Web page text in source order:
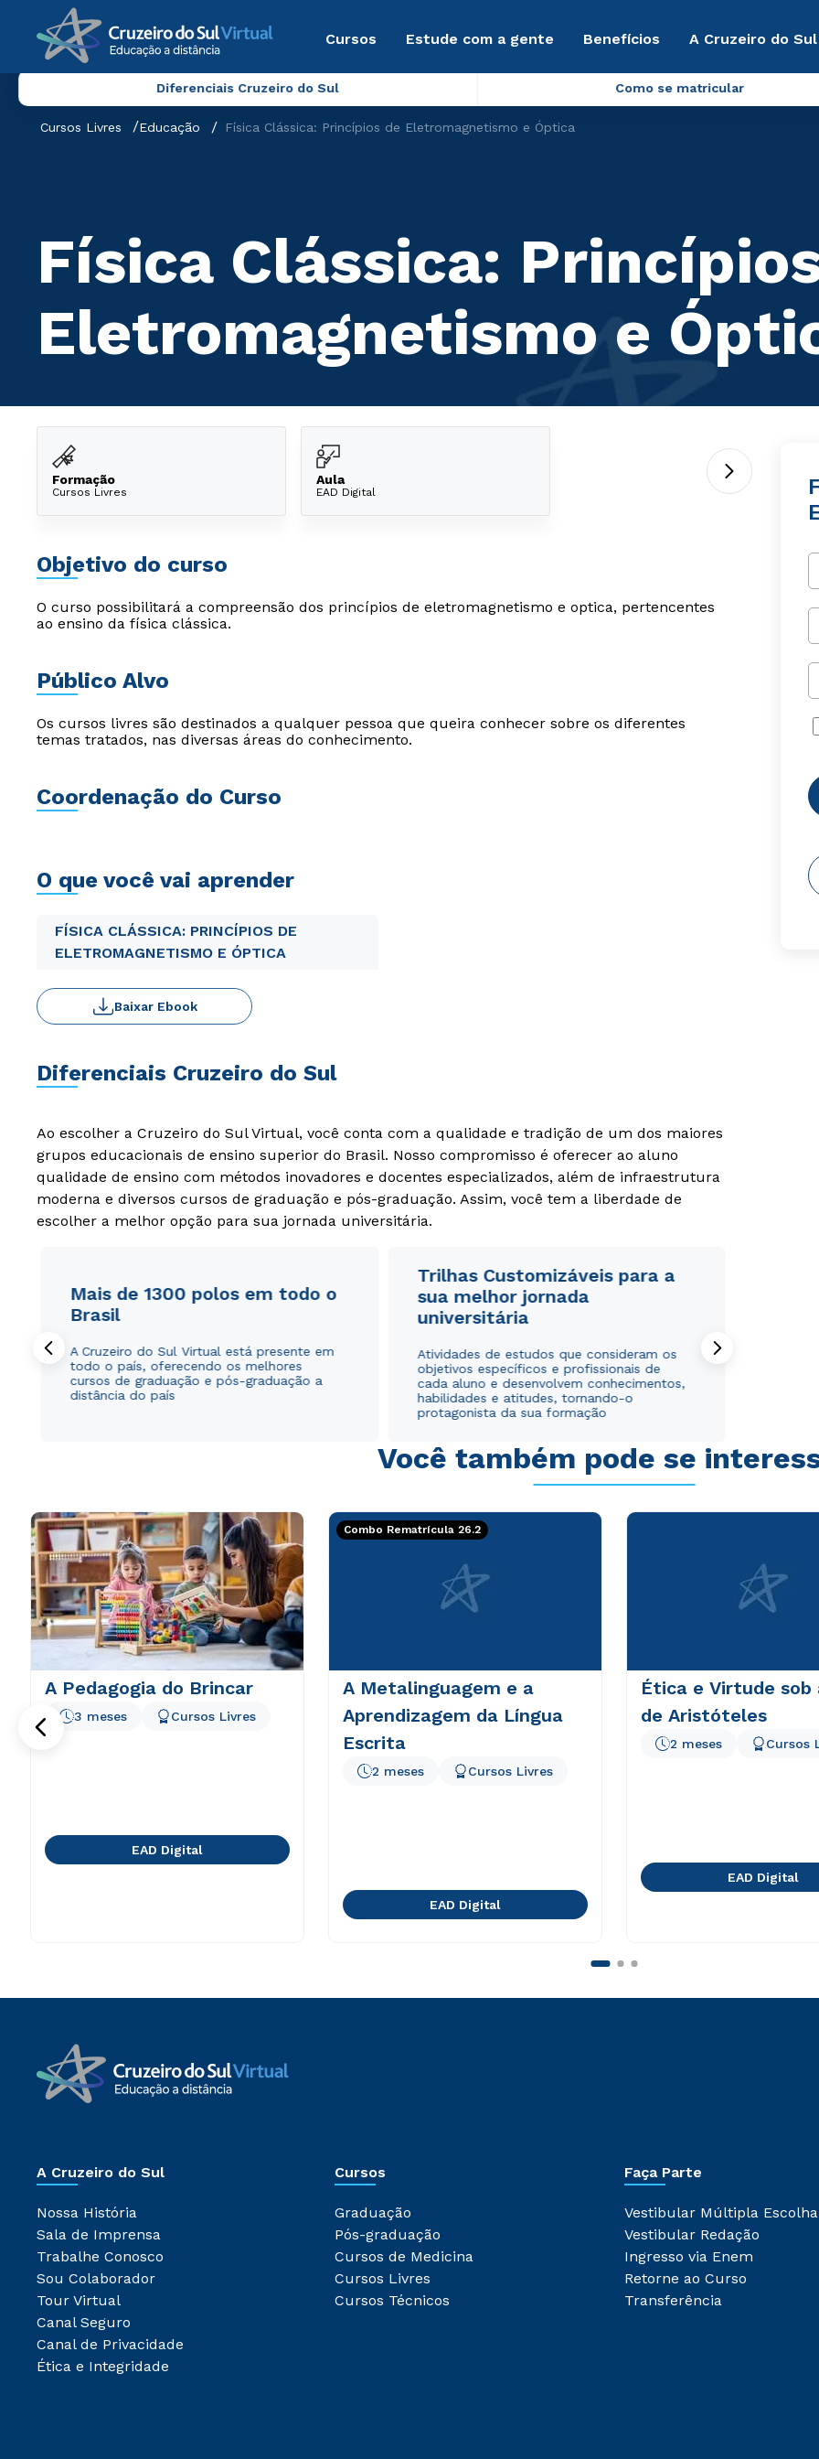
Cursos Estude com a gente Benefícios A Cruzeiro do
Diferenciais Cruzeiro do Sul Como se matricular
Cursos Livres Educação Física Clássica: Princípios de Eletromagnetismo e Óptica
Física Clássica:
Eletromagnetismo e
Formação
Cursos Livres
Aula
EAD Digital
Objetivo do curso
O curso possibilitará a compreensão dos princípios de eletromagnetismo e optica, pertencentes
ao ensino da física clássica.
Público Alvo
Os cursos livres são destinados a qualquer pessoa que queira conhecer sobre os diferentes
temas tratados, nas diversas áreas do conhecimento.
Coordenação do Curso
O que você vai aprender
FÍSICA CLÁSSICA: PRINCÍPIOS DE
ELETROMAGNETISMO E ÓPTICA
Baixar Ebook
Diferenciais Cruzeiro do Sul
Ao escolher a Cruzeiro do Sul Virtual, você conta com a qualidade e tradição de um dos maiores
grupos educacionais de ensino superior do Brasil. Nosso compromisso é oferecer ao aluno
qualidade de ensino com métodos inovadores e docentes especializados, além de infraestrutura
moderna e diversos cursos de graduação e pós-graduação. Assim, você tem a liberdade de
escolher a melhor opção para sua jornada universitária.
Mais de 1300 polos em todo o
Brasil
A Cruzeiro do Sul Virtual está presente em
todo o país, oferecendo os melhores
cursos de graduação e pós-graduação a
distância do país
Trilhas Customizáveis para a
sua melhor jornada
universitária
Atividades de estudos que consideram os
objetivos específicos e profissionais de
cada aluno e desenvolvem conhecimentos,
habilidades e atitudes, tornando-o
protagonista da sua formação
Você também pode se
A Pedagogia do Brincar
3 meses Cursos Livres
EAD Digital
Combo Rematrícula 26.2
A Metalinguagem e a
Aprendizagem da Língua
Escrita
2 meses Cursos Livres
EAD Digital
Ética e Virtude sob
de Aristóteles
2 meses Cursos
EAD Digital
A Cruzeiro do Sul
Nossa História
Sala de Imprensa
Trabalhe Conosco
Sou Colaborador
Tour Virtual
Canal Seguro
Canal de Privacidade
Ética e Integridade
Cursos
Graduação
Pós-graduação
Cursos de Medicina
Cursos Livres
Cursos Técnicos
Faça Parte
Vestibular Múltipla Escolha
Vestibular Redação
Ingresso via Enem
Retorne ao Curso
Transferência
Estou de acordo com aPolítica de Privacidade.
autorizo que meus dados sejam utilizados para o
Estou de acordo com aPolítica de Privacidade.
autorizo que meus dados sejam utilizados para o